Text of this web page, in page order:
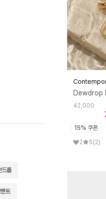
드롭
트
42,000
15% 쿠폰
2
5(2)